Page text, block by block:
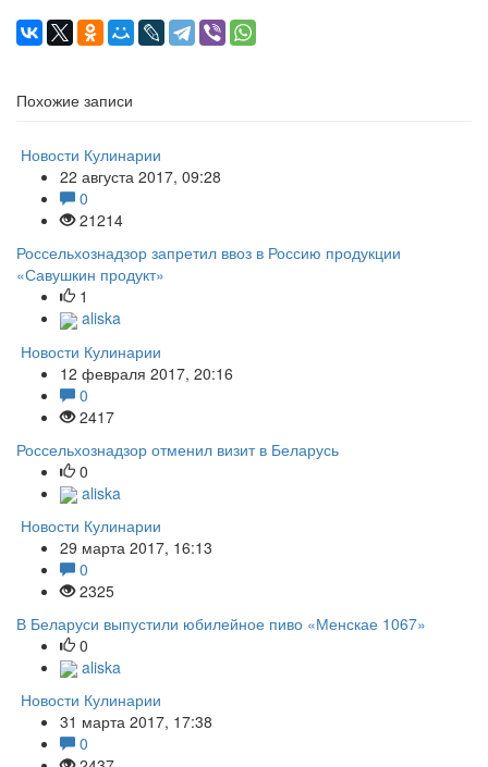
Похожие записи
Новости Кулинарии
22 августа 2017, 09:28
0
21214
Россельхознадзор запретил ввоз в Россию продукции
«Савушкин продукт»
1
aliska
Новости Кулинарии
12 февраля 2017, 20:16
0
2417
Россельхознадзор отменил визит в Беларусь
0
aliska
Новости Кулинарии
29 марта 2017, 16:13
0
2325
В Беларуси выпустили юбилейное пиво «Менскае 1067»
0
aliska
Новости Кулинарии
31 марта 2017, 17:38
0